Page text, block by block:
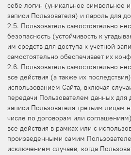
себе логин (уникальное символьное
записи Пользователя) и пароль для
2.5. Пользователь самостоятельно
безопасность (устойчивость к
им средств для доступа к учетной
самостоятельно обеспечивает их
2.6. Пользователь самостоятельно
все действия (а также их
использованием Сайта, включая
передачи Пользователем данных для
записи Пользователя третьим лицам
числе по договорам или
все действия в рамках или с
произведенными самим
исключением случаев, когда